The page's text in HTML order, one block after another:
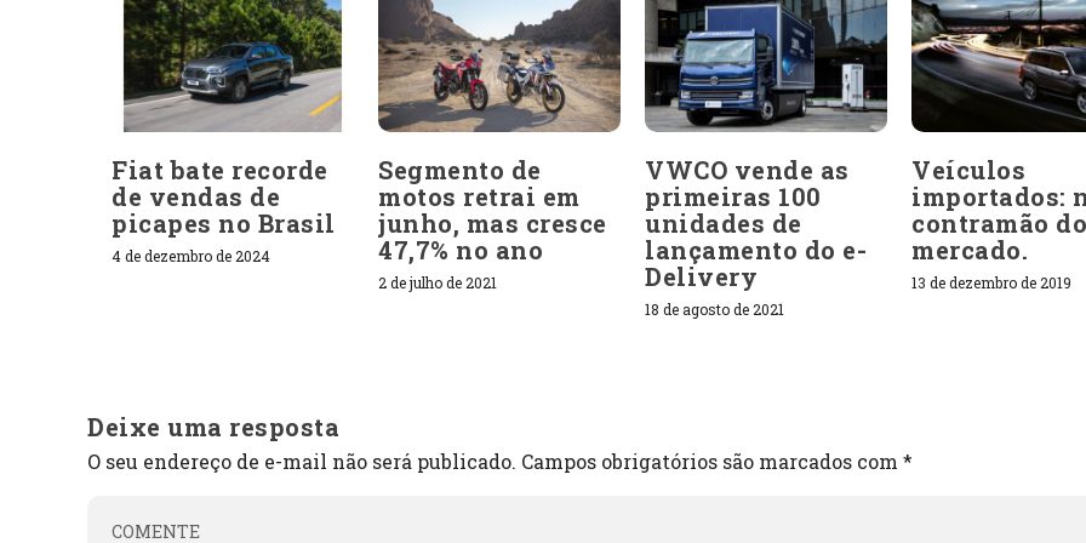
Fiat bate recorde
de vendas de
picapes no Brasil
4 de dezembro de 2024
Segmento de
motos retrai em
junho, mas cresce
47,7% no ano
2 de julho de 2021
VWCO vende as
primeiras 100
unidades de
lançamento do e-
Delivery
18 de agosto de 2021
Veículos
importados:
contramão do
mercado.
13 de dezembro de 2019
Deixe uma resposta
O seu endereço de e-mail não será publicado. Campos obrigatórios são marcados com *